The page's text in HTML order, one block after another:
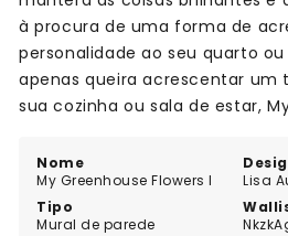
Nome
My Greenhouse Flowers I
Lisa
Tipo
Mural de parede
à procura de uma forma de
personalidade ao seu quarto
apenas queira acrescentar um
sua cozinha ou sala de estar,
encomende a sua hoje mesmo!